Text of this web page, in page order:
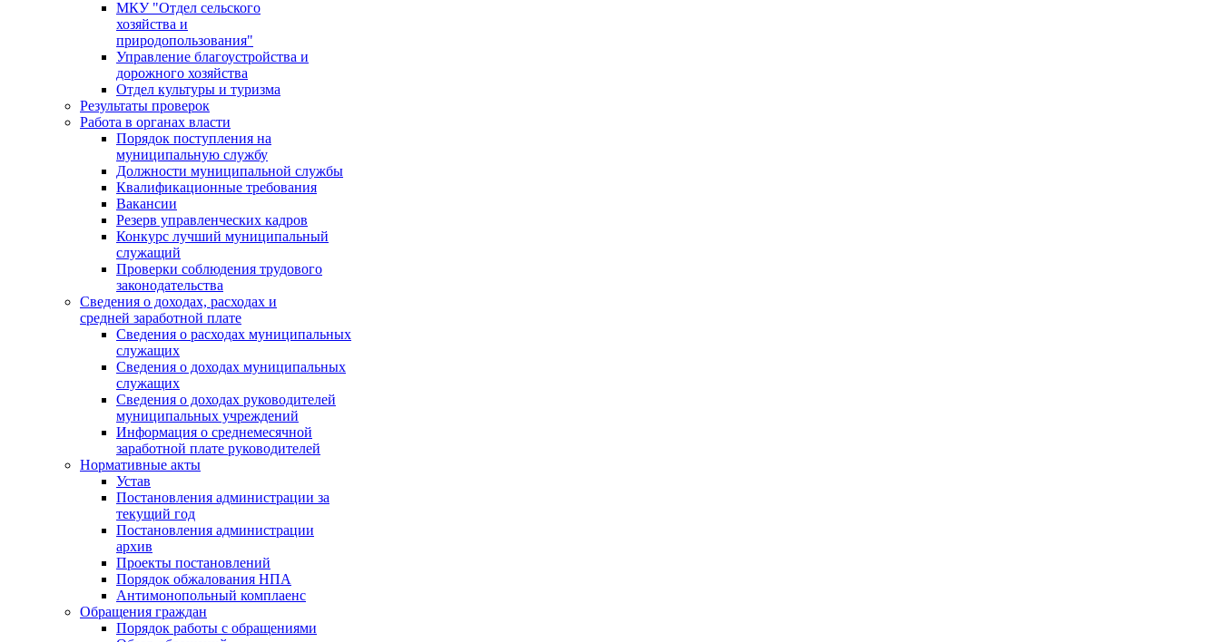
МКУ "Отдел сельского
хозяйства и
природопользования"
Управление благоустройства и
дорожного хозяйства
Отдел культуры и туризма
Результаты проверок
Работа в органах власти
Порядок поступления на
муниципальную службу
Должности муниципальной службы
Квалификационные требования
Вакансии
Резерв управленческих кадров
Конкурс лучший муниципальный
служащий
Проверки соблюдения трудового
законодательства
Сведения о доходах, расходах и
средней заработной плате
Сведения о расходах муниципальных
служащих
Сведения о доходах муниципальных
служащих
Сведения о доходах руководителей
муниципальных учреждений
Информация о среднемесячной
заработной плате руководителей
Нормативные акты
Устав
Постановления администрации за
текущий год
Постановления администрации
архив
Проекты постановлений
Порядок обжалования НПА
Антимонопольный комплаенс
Обращения граждан
Порядок работы с обращениями